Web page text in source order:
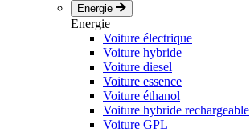
Energie
Energie
Voiture électrique
Voiture hybride
Voiture diesel
Voiture essence
Voiture éthanol
Voiture hybride rechargeable
Voiture GPL